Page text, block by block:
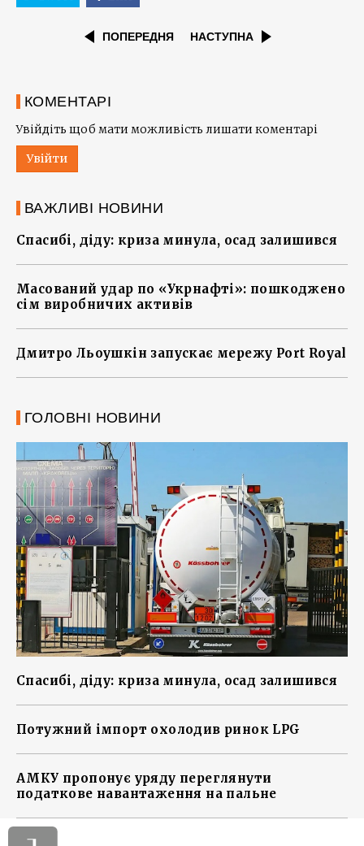
ПОПЕРЕДНЯ НАСТУПНА
КОМЕНТАРІ
Увійдіть щоб мати можливість лишати коментарі
Увійти
ВАЖЛИВІ НОВИНИ
Спасибі, діду: криза минула, осад залишився
Масований удар по «Укрнафті»: пошкоджено
сім виробничих активів
Дмитро Льоушкін запускає мережу Port Royal
ГОЛОВНІ НОВИНИ
Спасибі, діду: криза минула, осад залишився
Потужний імпорт охолодив ринок LPG
АМКУ пропонує уряду переглянути
податкове навантаження на пальне